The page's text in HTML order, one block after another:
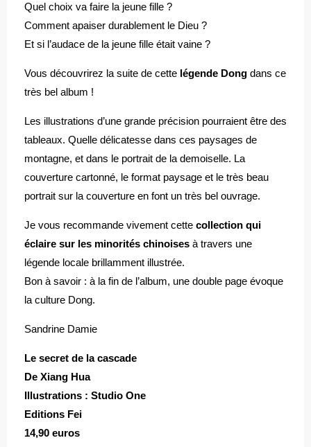
Quel choix va faire la jeune fille ?
Comment apaiser durablement le Dieu ?
Et si l’audace de la jeune fille était vaine ?
Vous découvrirez la suite de cette légende Dong dans ce
très bel album !
Les illustrations d’une grande précision pourraient être des
tableaux. Quelle délicatesse dans ces paysages de
montagne, et dans le portrait de la demoiselle. La
couverture cartonné, le format paysage et le très beau
portrait sur la couverture en font un très bel ouvrage.
Je vous recommande vivement cette collection qui
éclaire sur les minorités chinoises à travers une
légende locale brillamment illustrée.
Bon à savoir : à la fin de l’album, une double page évoque
la culture Dong.
Sandrine Damie
Le secret de la cascade
De Xiang Hua
Illustrations : Studio One
Editions Fei
14,90 euros